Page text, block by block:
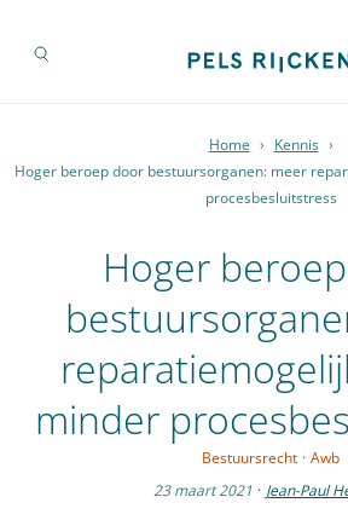
Home › Kennis ›
Hoger beroep door bestuursorganen: meer
procesbesluitstress
Hoger
minder
Bestuursrecht · Awb
23 maart 2021 · Jean-Paul